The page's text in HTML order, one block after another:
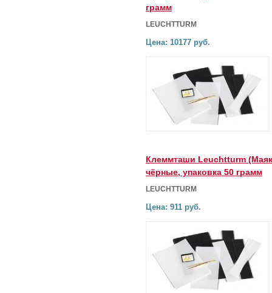
грамм
LEUCHTTURM
Цена: 10177 руб.
Клеммташи Leuchtturm
чёрные, упаковка 50 грамм
LEUCHTTURM
Цена: 911 руб.